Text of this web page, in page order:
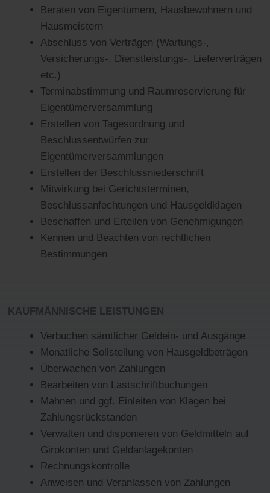
Beraten von Eigentümern, Hausbewohnern und
Hausmeistern
Abschluss von Verträgen (Wartungs-,
Versicherungs-, Dienstleistungs-, Lieferverträgen
etc.)
Terminabstimmung und Raumreservierung für
Eigentümerversammlung
Erstellen von Tagesordnung und
Beschlussentwürfen zur
Eigentümerversammlungen
Erstellen der Beschlussniederschrift
Mitwirkung bei Gerichtsterminen,
Beschlussanfechtungen und Hausgeldklagen
Beschaffen und Erteilen von Genehmigungen
Kennen und Beachten von rechtlichen
Bestimmungen
KAUFMÄNNISCHE LEISTUNGEN
Verbuchen sämtlicher Geldein- und Ausgänge
Monatliche Sollstellung von Hausgeldbeträgen
Überwachen von Zahlungen
Bearbeiten von Lastschriftbuchungen
Mahnen und ggf. Einleiten von Klagen bei
Zahlungsrückstanden
Verwalten und disponieren von Geldmitteln auf
Girokonten und Geldanlagekonten
Rechnungskontrolle
Anweisen und Veranlassen von Zahlungen